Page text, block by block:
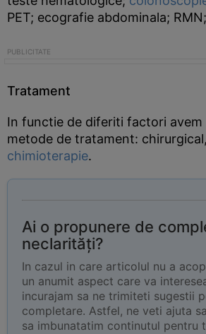
PET; ecografie abdominala;
Tratament
In functie de diferiti factori avem
metode de tratament:
chimioterapie.
Ai o propunere de
neclarități?
In cazul in care articolul nu a
un anumit aspect care va
incurajam sa ne trimiteti sugestii
completare. Astfel, ne veti ajuta
sa imbunatatim continutul pentru